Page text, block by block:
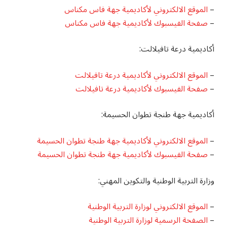
–الموقع الالكتروني لأكاديمية جهة فاس مكناس
–صفحة الفيسبوك لأكاديمية جهة فاس مكناس
أكاديمية درعة تافيلالت:
–الموقع الالكتروني لأكاديمية درعة تافيلالت
–صفحة الفيسبوك لأكاديمية درعة تافيلالت
أكاديمية جهة طنجة تطوان الحسيمة:
–الموقع الالكتروني لأكاديمية جهة طنجة تطوان الحسيمة
–صفحة الفيسبوك لأكاديمية جهة طنجة تطوان الحسيمة
وزارة التربية الوطنية والتكوين المهني:
–الموقع الالكتروني لوزارة التربية الوطنية
–الصفحة الرسمية لوزارة التربية الوطنية